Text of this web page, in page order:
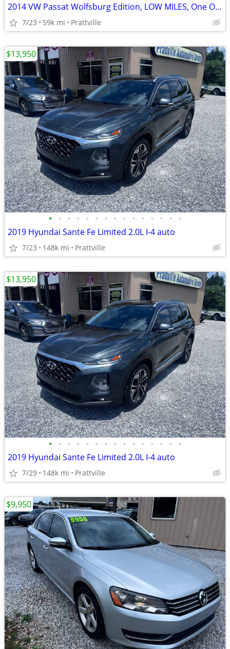
2014 VW Passat Wolfsburg Edition, LOW MILES, One Owner
7/23 59k mi Prattville
• • • • • • • • • • • • • • •
2019 Hyundai Sante Fe Limited 2.0L I-4 auto
7/23 148k mi Prattville
$13,950
• • • • • • • • • • • • • • •
2019 Hyundai Sante Fe Limited 2.0L I-4 auto
7/29 148k mi Prattville
$13,950
$9,950